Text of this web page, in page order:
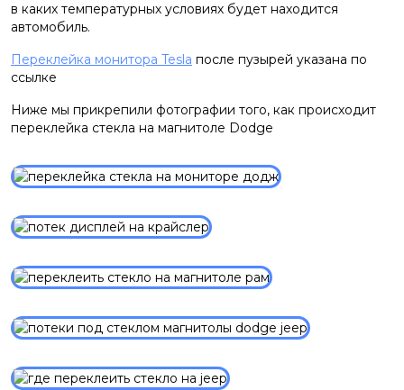
в каких температурных условиях будет находится
автомобиль.
Переклейка монитора Tesla после пузырей указана по
ссылке
Ниже мы прикрепили фотографии того, как происходит
переклейка стекла на магнитоле Dodge